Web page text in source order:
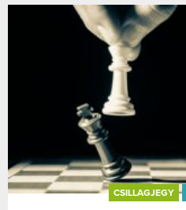
CSILLAGJEGY